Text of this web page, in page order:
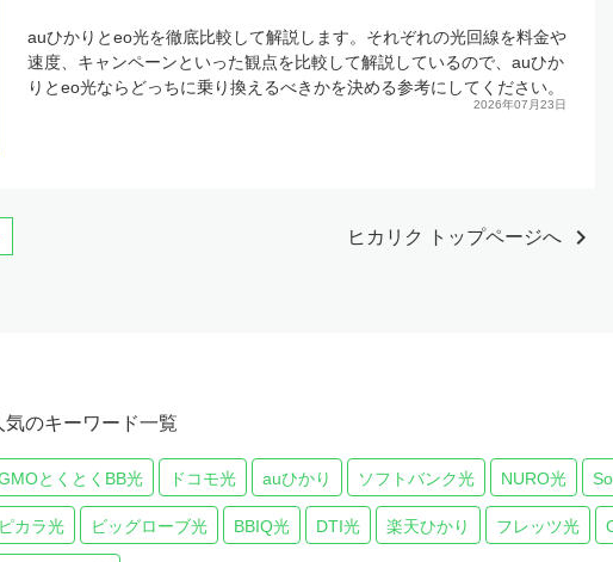
auひかりとeo光を徹底比較して解説します。それぞれの光回線を料金や
速度、キャンペーンといった観点を比較して解説しているので、auひか
りとeo光ならどっちに乗り換えるべきかを決める参考にしてください。
2026年07月23日
ヒカリク トップページへ chevron_right
気のキーワード一覧
とくとくBB光 ドコモ光 auひかり ソフトバンク光 NURO光
ピカラ光 ビッグローブ光 BBIQ光 DTI光 楽天ひかり フレッツ光